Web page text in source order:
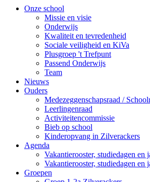
Onze school
Missie en visie
Onderwijs
Kwaliteit en tevredenheid
Sociale veiligheid en KiVa
Plusgroep 't Trefpunt
Passend Onderwijs
Team
Nieuws
Ouders
Medezeggenschapsraad /
Leerlingenraad
Activiteitencommissie
Bieb op school
Kinderopvang in Zilverackers
Agenda
Vakantierooster, studiedagen en
Vakantierooster, studiedagen en
Groepen